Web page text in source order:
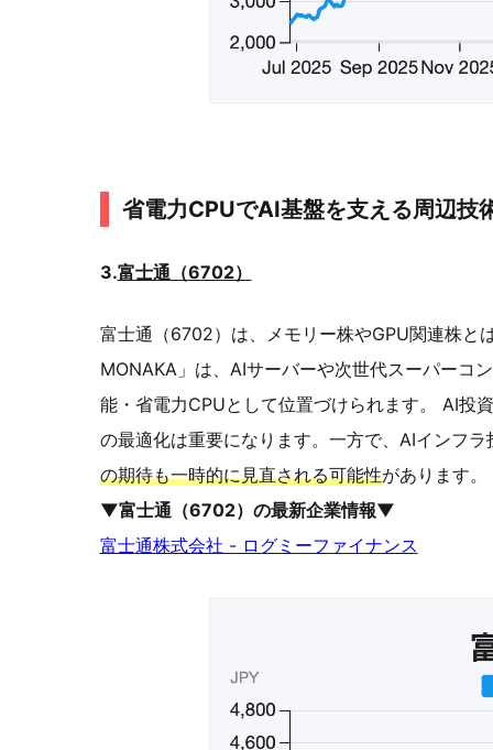
省電力CPUでAI基盤を支える周辺技
3.富士通（6702）
富士通（6702）は、メモリー株やGPU関連株と
MONAKA」は、AIサーバーや次世代スーパーコ
能・省電力CPUとして位置づけられます。 AI投
の最適化は重要になります。一方で、AIインフ
の期待も一時的に見直される可能性があります。
▼富士通（6702）の最新企業情報▼
富士通株式会社 - ログミーファイナンス